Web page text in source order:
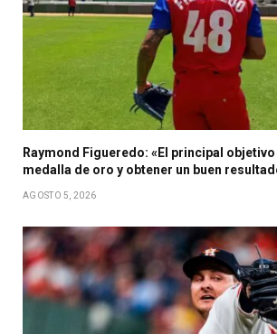
Raymond Figueredo: «El principal
medalla de oro y obtener un buen
AGOSTO 5, 2026